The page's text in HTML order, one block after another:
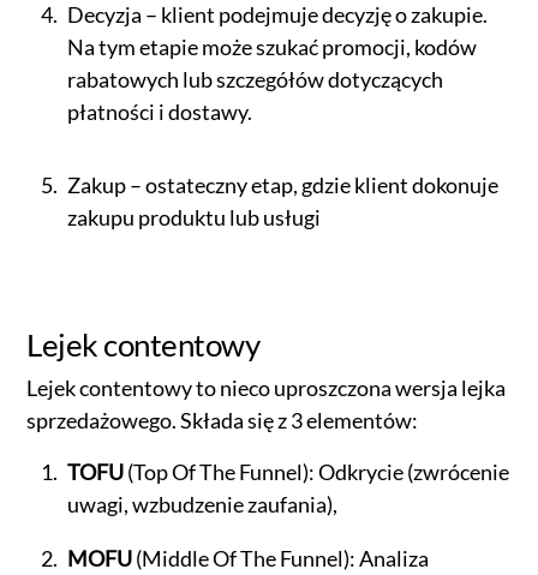
Decyzja – klient podejmuje decyzję o zakupie.
Na tym etapie może szukać promocji, kodów
rabatowych lub szczegółów dotyczących
płatności i dostawy.
Zakup – ostateczny etap, gdzie klient dokonuje
zakupu produktu lub usługi
Lejek contentowy
Lejek contentowy to nieco uproszczona wersja lejka
sprzedażowego. Składa się z 3 elementów:
TOFU(Top Of The Funnel): Odkrycie (zwrócenie
uwagi, wzbudzenie zaufania),
MOFU(Middle Of The Funnel): Analiza